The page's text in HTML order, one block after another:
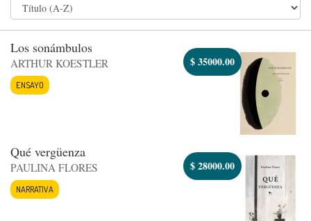
Los sonámbulos
ARTHUR KOESTLER
ENSAYO
$35000.00
Qué vergüenza
PAULINA FLORES
NARRATIVA
$28000.00